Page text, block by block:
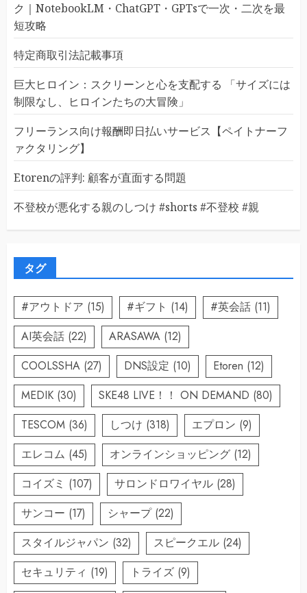
ク｜NotebookLM・ChatGPT・GPTsで一次・二次を最
短攻略
特定商取引法記載事項
巨大ヒロイン：スクリーンと心を支配する 「サイズには
制限なし、ヒロインたちの大冒険」
フリーランス向け報酬即日払いサービス【ペイトナーフ
ァクタリング】
Etorenの評判: 顧客が直面する問題
不登校が悪化する親のしつけ #shorts #不登校 #親
タグ
#アウトドア (15) #ギフト (14) #英会話 (11)
AI英会話 (22) ARASAWA (12)
COOLSSHA (27) DNS設定 (10) Etoren (12)
MEDIK (30) SKE48 LIVE！！ ON DEMAND (80)
TESCOM (36) しつけ (318) エプロン (9)
エレコム (45) オンラインショッピング (12)
コイズミ (107) サロンドロワイヤル (28)
サンコー (17) シャープ(22)
スタイルジャパン (32) スピークエル (24)
セキュリティ (19) トライズ (9)